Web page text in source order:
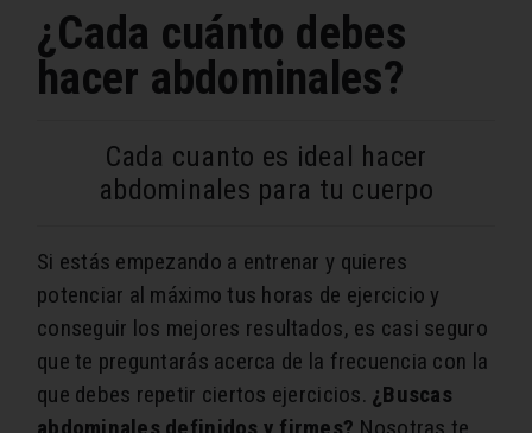
¿Cada cuánto debes
hacer abdominales?
Cada cuanto es ideal hacer
abdominales para tu cuerpo
Si estás empezando a entrenar y quieres
potenciar al máximo tus horas de ejercicio y
conseguir los mejores resultados, es casi seguro
que te preguntarás acerca de la frecuencia con la
que debes repetir ciertos ejercicios. ¿Buscas